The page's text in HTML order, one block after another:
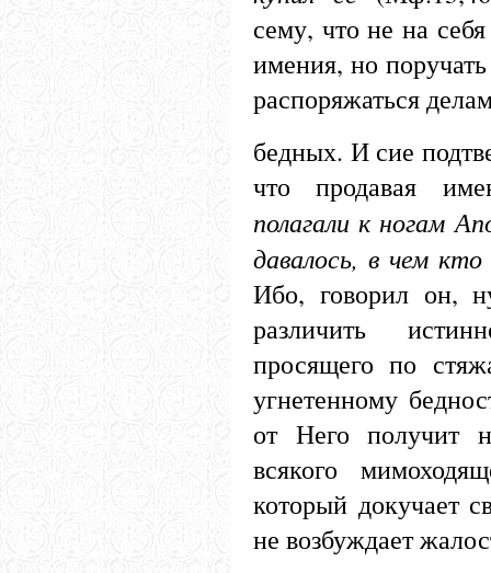
сему, что не на
имения, но
распоряжаться
бедных. И сие
что продавая
полагали к ногам
давалось, в чем
Ибо, говорил он,
различить
просящего по
угнетенному
от Него получит
всякого
который докучает
не возбуждает